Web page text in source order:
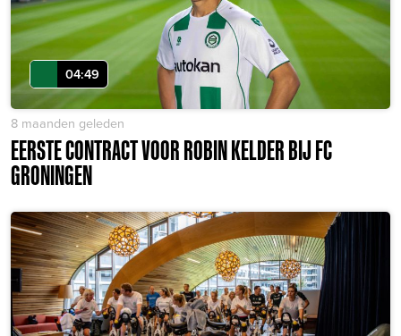
04:49
8 maanden geleden
EERSTE CONTRACT VOOR ROBIN KELDER BIJ FC
GRONINGEN